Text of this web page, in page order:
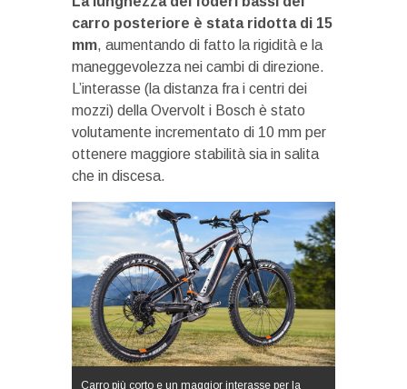
carro posteriore è stata ridotta di 15
mm, aumentando di fatto la rigidità e la
maneggevolezza nei cambi di direzione.
L’interasse (la distanza fra i centri dei
mozzi) della Overvolt i Bosch è stato
volutamente incrementato di 10 mm per
ottenere maggiore stabilità sia in salita
che in discesa.
Carro più corto e un maggior interasse per la